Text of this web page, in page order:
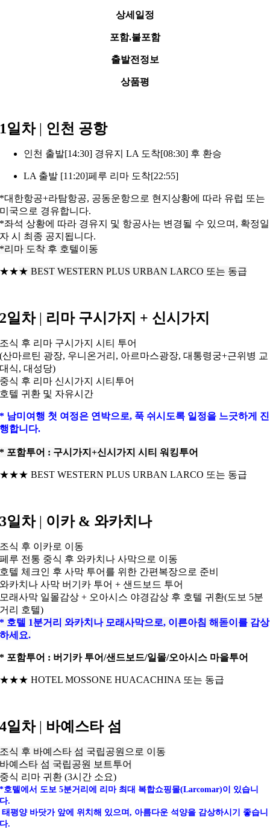
상세일정
포함.불포함
출발전정보
상품평
1일차 | 인천 공항
인천 출발[14:30] 경유지 LA 도착[08:30] 후 환승
LA 출발 [11:20]페루 리마 도착[22:55]
*대한항공+라탐항공, 공동운항으로 현지상황에 따라 유럽 또는
미국으로 경유합니다.
*좌석 상황에 따라 경유지 및 항공사는 변경될 수 있으며, 확정일
자 시 최종 공지됩니다.
*리마 도착 후 호텔이동
★★★BEST WESTERN PLUS URBAN LARCO 또는 동급
2일차 | 리마 구시가지 + 신시가지
조식 후 리마 구시가지 시티 투어
(산마르틴 광장, 우니온거리, 아르마스광장, 대통령궁+근위병 교
대식, 대성당)
중식 후 리마 신시가지 시티투어
호텔 귀환 및 자유시간
* 남미여행 첫 여정은 연박으로, 푹 쉬시도록 일정을 느긋하게 진
행합니다.
* 포함투어 : 구시가지+신시가지 시티 워킹투어
★★★ BEST WESTERN PLUS URBAN LARCO 또는 동급
3일차 | 이카 & 와카치나
조식 후 이카로 이동
페루 전통 중식 후 와카치나 사막으로 이동
호텔 체크인 후 사막 투어를 위한 간편복장으로 준비
와카치나 사막 버기카 투어 + 샌드보드 투어
모래사막 일몰감상 + 오아시스 야경감상 후 호텔 귀환(도보 5분
거리 호텔)
* 호텔 1분거리 와카치나 모래사막으로, 이른아침 해돋이를 감상
하세요.
* 포함투어 : 버기카 투어/샌드보드/일몰/오아시스 마을투어
★★★ HOTEL MOSSONE HUACACHINA 또는 동급
4일차 | 바예스타 섬
조식 후 바예스타 섬 국립공원으로 이동
바예스타 섬 국립공원 보트투어
중식 리마 귀환 (3시간 소요)
*호텔에서 도보 5분거리에 리마 최대 복합쇼핑몰(Larcomar)이 있습니
다.
태평양 바닷가 앞에 위치해 있으며, 아름다운 석양을 감상하시기 좋습니
다.